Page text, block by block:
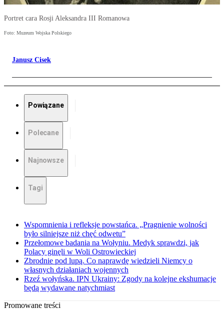
Portret cara Rosji Aleksandra III Romanowa
Foto: Muzeum Wojska Polskiego
Janusz Cisek
Powiązane
Polecane
Najnowsze
Tagi
Wspomnienia i refleksje powstańca. „Pragnienie wolności
było silniejsze niż chęć odwetu”
Przełomowe badania na Wołyniu. Medyk sprawdzi, jak
Polacy ginęli w Woli Ostrowieckiej
Zbrodnie pod lupą. Co naprawdę wiedzieli Niemcy o
własnych działaniach wojennych
Rzeź wołyńska. IPN Ukrainy: Zgody na kolejne ekshumacje
będą wydawane natychmiast
Promowane treści